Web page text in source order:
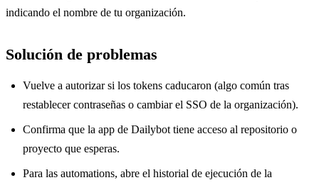
indicando el nombre de tu organización.
Solución de problemas
Vuelve a autorizar si los tokens caducaron (algo común tras
restablecer contraseñas o cambiar el SSO de la organización).
Confirma que la app de Dailybot tiene acceso al repositorio o
proyecto que esperas.
Para las automations, abre el historial de ejecución de la